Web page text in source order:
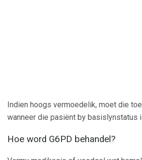
Indien hoogs vermoedelik, moet die
wanneer die pasiënt by basislynstatus
Hoe word G6PD behandel?